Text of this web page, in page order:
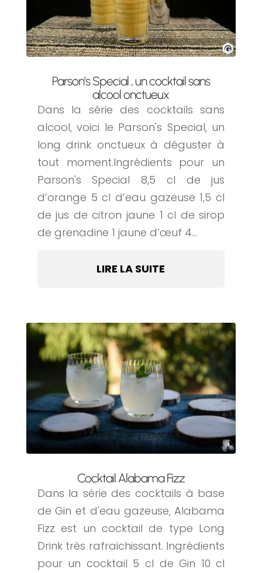
Parson’s Special , un cocktail sans
alcool onctueux
Dans la série des cocktails sans
alcool, voici le Parson's Special, un
long drink onctueux à déguster à
tout moment.Ingrédients pour un
Parson's Special 8,5 cl de jus
d’orange 5 cl d’eau gazeuse 1,5 cl
de jus de citron jaune 1 cl de sirop
de grenadine 1 jaune d’œuf 4...
LIRE LA SUITE
Cocktail Alabama Fizz
Dans la série des cocktails à base
de Gin et d'eau gazeuse, Alabama
Fizz est un cocktail de type Long
Drink très rafraichissant. Ingrédients
pour un cocktail 5 cl de Gin 10 cl